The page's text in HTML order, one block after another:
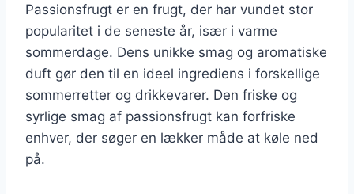
Passionsfrugt er en frugt, der har vundet stor
popularitet i de seneste år, især i varme
sommerdage. Dens unikke smag og aromatiske
duft gør den til en ideel ingrediens i forskellige
sommerretter og drikkevarer. Den friske og
syrlige smag af passionsfrugt kan forfriske
enhver, der søger en lækker måde at køle ned
på.